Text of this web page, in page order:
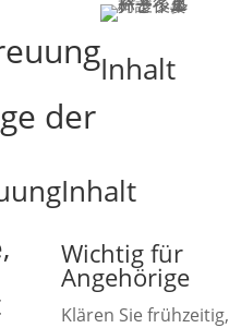
der
Inhalt
Inhalt
Wichtig für
Angehörige
Klären Sie frühzeitig,